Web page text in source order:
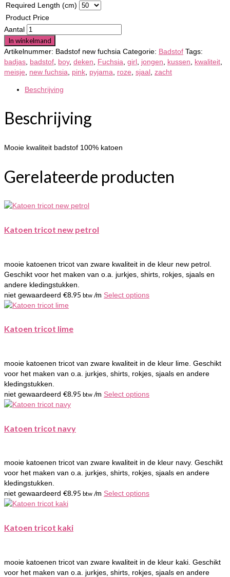
Required Length (cm)
Product Price
Aantal
In winkelmand
Artikelnummer: Badstof new fuchsia Categorie: Badstof Tags:
badjas badstof boy, deken Fuchsia girl jongen kussen kwaliteit
meisje
new fuchsia pink pyjama roze sjaal zacht
Beschrijving
Beschrijving
Mooie kwaliteit badstof 100% katoen
Gerelateerde producten
Katoen tricot new petrol
mooie katoenen tricot van zware kwaliteit in de kleur new petrol.
Geschikt voor het maken van o.a. jurkjes, shirts, rokjes, sjaals en
andere kledingstukken.
niet gewaardeerd €8.95 btw /m Select options
Katoen tricot lime
mooie katoenen tricot van zware kwaliteit in de kleur lime. Geschikt
voor het maken van o.a. jurkjes, shirts, rokjes, sjaals en andere
kledingstukken.
niet gewaardeerd €8.95 btw /m Select options
Katoen tricot navy
mooie katoenen tricot van zware kwaliteit in de kleur navy. Geschikt
voor het maken van o.a. jurkjes, shirts, rokjes, sjaals en andere
kledingstukken.
niet gewaardeerd €8.95 btw /m Select options
Katoen tricot kaki
mooie katoenen tricot van zware kwaliteit in de kleur kaki. Geschikt
voor het maken van o.a. jurkjes, shirts, rokjes, sjaals en andere